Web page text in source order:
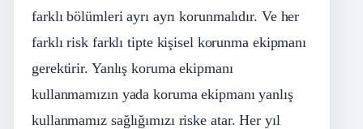
farklı bölümleri ayrı ayrı korunmalıdır. Ve her
farklı risk farklı tipte kişisel korunma ekipmanı
gerektirir. Yanlış koruma ekipmanı
kullanmamızın yada koruma ekipmanı yanlış
kullanmamız sağlığımızı riske atar. Her yıl